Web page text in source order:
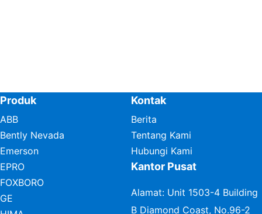
Produk
ABB
Bently Nevada
Emerson
EPRO
FOXBORO
GE
Kontak
Berita
Tentang Kami
Hubungi Kami
Kantor Pusat
Alamat: Unit 1503-4 Building
B Diamond Coast, No.96-2